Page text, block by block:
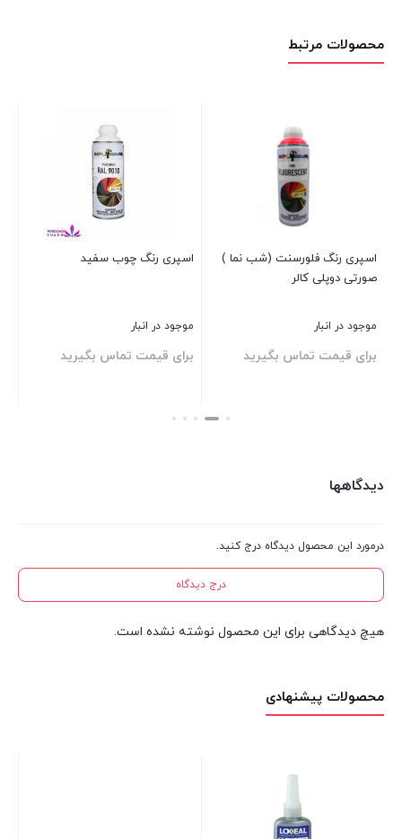
سفید
عدد
محصولات مرتبط
اسپری رنگ فلورسنت (شب نما )
صورتی دوپلی کالر
موجود در انبار
برای قیمت تماس بگیرید
اسپری رنگ چوب سفید
موجود در انبار
برای قیمت تماس بگیرید
بستن
دیدگاهها
درمورد این محصول دیدگاه درج کنید.
درج دیدگاه
هیچ دیدگاهی برای این محصول نوشته نشده است.
محصولات پیشنهادی